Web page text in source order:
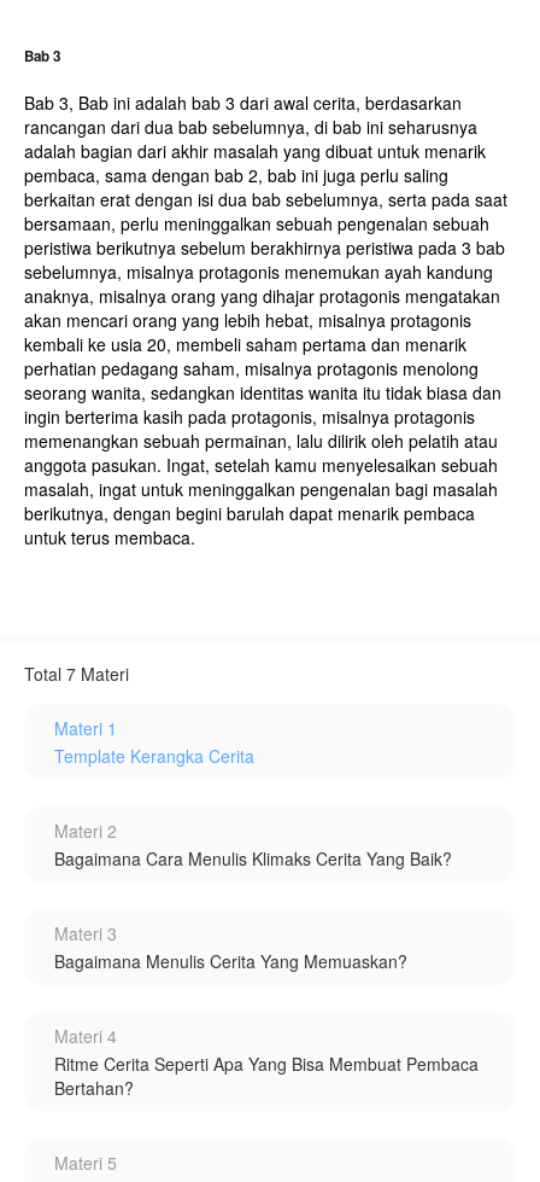
Bab 3
Bab 3, Bab ini adalah bab 3 dari awal cerita, berdasarkan
rancangan dari dua bab sebelumnya, di bab ini seharusnya
adalah bagian dari akhir masalah yang dibuat untuk menarik
pembaca, sama dengan bab 2, bab ini juga perlu saling
berkaitan erat dengan isi dua bab sebelumnya, serta pada saat
bersamaan, perlu meninggalkan sebuah pengenalan sebuah
peristiwa berikutnya sebelum berakhirnya peristiwa pada 3 bab
sebelumnya, misalnya protagonis menemukan ayah kandung
anaknya, misalnya orang yang dihajar protagonis mengatakan
akan mencari orang yang lebih hebat, misalnya protagonis
kembali ke usia 20, membeli saham pertama dan menarik
perhatian pedagang saham, misalnya protagonis menolong
seorang wanita, sedangkan identitas wanita itu tidak biasa dan
ingin berterima kasih pada protagonis, misalnya protagonis
memenangkan sebuah permainan, lalu dilirik oleh pelatih atau
anggota pasukan. Ingat, setelah kamu menyelesaikan sebuah
masalah, ingat untuk meninggalkan pengenalan bagi masalah
berikutnya, dengan begini barulah dapat menarik pembaca
untuk terus membaca.
Total 7 Materi
Materi 1
Template Kerangka Cerita
Materi 2
Bagaimana Cara Menulis Klimaks Cerita Yang Baik?
Materi 3
Bagaimana Menulis Cerita Yang Memuaskan?
Materi 4
Ritme Cerita Seperti Apa Yang Bisa Membuat Pembaca
Bertahan?
Materi 5